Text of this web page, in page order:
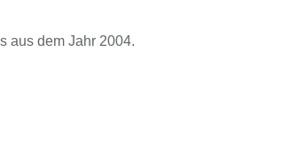
aus dem Jahr 2004.